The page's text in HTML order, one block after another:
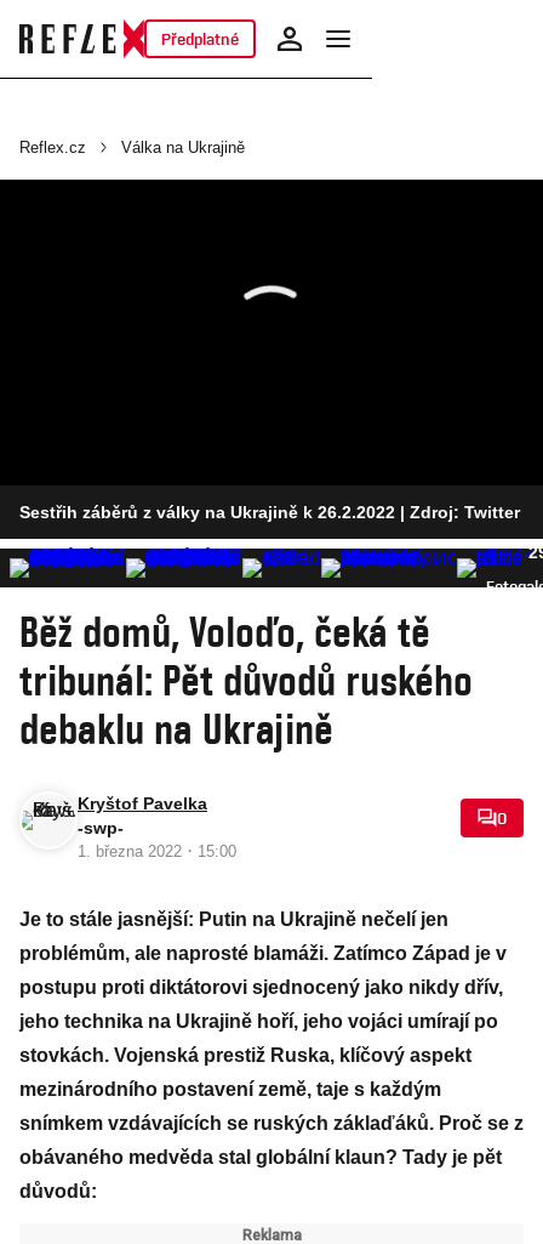
Předplatné
Reflex.cz Válka na Ukrajině
Sestřih záběrů z války na Ukrajině k 26.2.2022 | Zdroj: Twitter
Běž domů, Voloďo, čeká tě
tribunál: Pět důvodů ruského
debaklu na Ukrajině
Kryštof Pavelka
-swp-
1. března 2022 · 15:00
0
Je to stále jasnější: Putin na Ukrajině nečelí jen
problémům, ale naprosté blamáži. Zatímco Západ je v
postupu proti diktátorovi sjednocený jako nikdy dřív,
jeho technika na Ukrajině hoří, jeho vojáci umírají po
stovkách. Vojenská prestiž Ruska, klíčový aspekt
mezinárodního postavení země, taje s každým
snímkem vzdávajících se ruských záklaďáků. Proč se z
obávaného medvěda stal globální klaun? Tady je pět
důvodů: